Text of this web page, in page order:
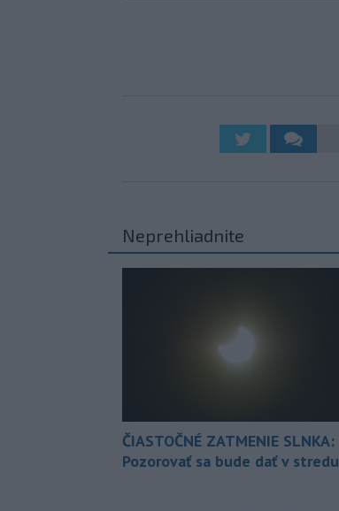
Neprehliadnite
ČIASTOČNÉ ZATMENIE SLNKA:
Pozorovať sa bude dať v stredu